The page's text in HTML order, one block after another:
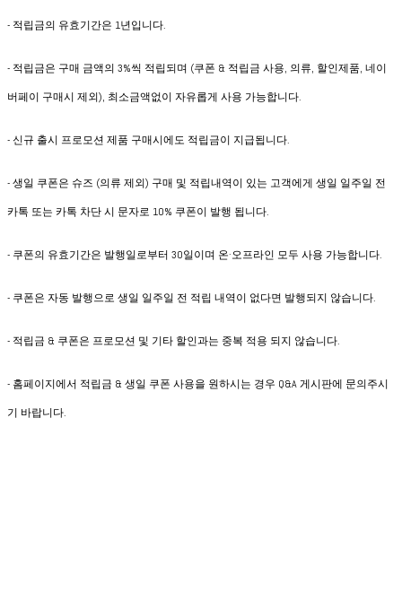
- 적립금의 유효기간은 1년입니다.
- 적립금은 구매 금액의 3%씩 적립되며 (쿠폰 & 적립금 사용, 의류, 할인제품, 네이
버페이 구매시 제외), 최소금액없이 자유롭게 사용 가능합니다.
- 신규 출시 프로모션 제품 구매시에도 적립금이 지급됩니다.
- 생일 쿠폰은 슈즈 (의류 제외) 구매 및 적립내역이 있는 고객에게 생일 일주일 전
카톡 또는 카톡 차단 시 문자로 10% 쿠폰이 발행 됩니다.
- 쿠폰의 유효기간은 발행일로부터 30일이며 온·오프라인 모두 사용 가능합니다.
- 쿠폰은 자동 발행으로 생일 일주일 전 적립 내역이 없다면 발행되지 않습니다.
- 적립금 & 쿠폰은 프로모션 및 기타 할인과는 중복 적용 되지 않습니다.
- 홈페이지에서 적립금 & 생일 쿠폰 사용을 원하시는 경우 Q&A 게시판에 문의주시
기 바랍니다.